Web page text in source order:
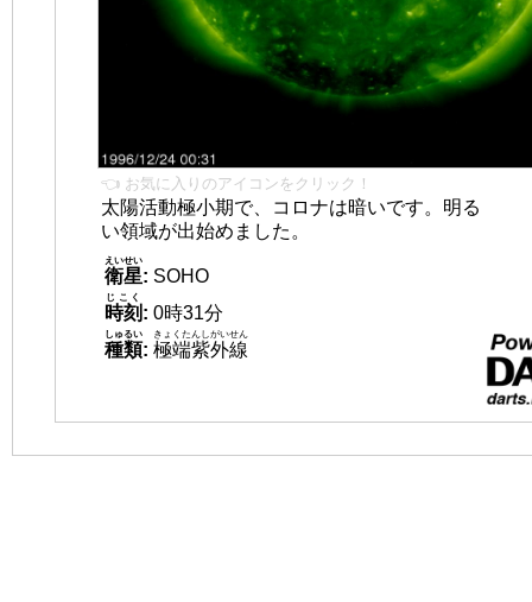
👈 お気に入りのアイコンをクリック！
太陽活動極小期で、コロナは暗いです。明る
い領域が出始めました。
衛星
えいせい
: SOHO
時刻
じこく
: 0時31分
種類
しゅるい
: 極端紫外線
きょくたんしがいせん